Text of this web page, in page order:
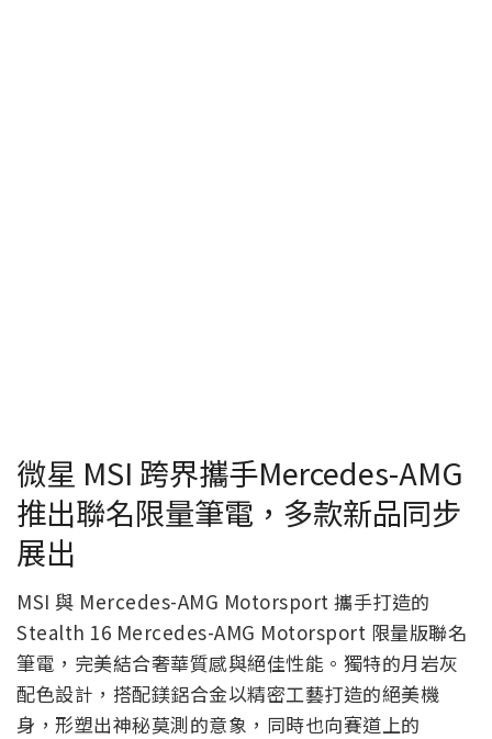
微星 MSI 跨界攜手Mercedes-AMG
推出聯名限量筆電，多款新品同步
展出
MSI 與 Mercedes-AMG Motorsport 攜手打造的
Stealth 16 Mercedes-AMG Motorsport 限量版聯名
筆電，完美結合奢華質感與絕佳性能。獨特的月岩灰
配色設計，搭配鎂鋁合金以精密工藝打造的絕美機
身，形塑出神秘莫測的意象，同時也向賽道上的